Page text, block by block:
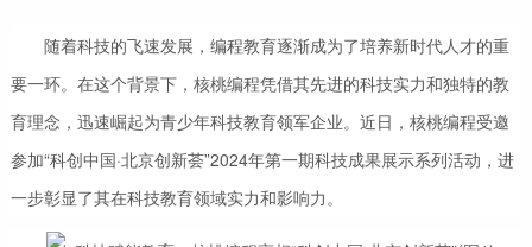
随着科技的飞速发展，编程教育逐渐成为了培养新时代人才的重
要一环。在这个背景下，核桃编程凭借其先进的科技实力和独特的教
育理念，迅速崛起为青少年科技教育领军企业。近日，核桃编程受邀
参加“科创中国·北京创新荟”2024年第一期科技成果展示系列活动，进
一步彰显了其在科技教育领域实力和影响力。